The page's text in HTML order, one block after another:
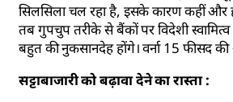
सिलसिला चल रहा है, इसके कारण कहीं और
तब गुपचुप तरीके से बैंकों पर विदेशी
बहुत की नुकसानदेह होंगे। वर्ना 15 फीसद की
सट्टाबाजारी को बढ़ावा देने का रास्ता :